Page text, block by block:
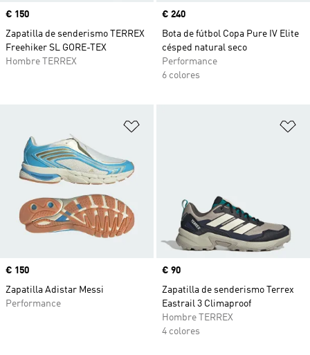
Precio
€ 150
Zapatilla de senderismo TERREX
Freehiker SL GORE-TEX
Hombre TERREX
Precio
€ 240
Bota de fútbol Copa Pure IV Elite
césped natural seco
Performance
6 colores
Precio
€ 150
Zapatilla Adistar Messi
Performance
Precio
€ 90
Zapatilla de senderismo Terrex
Eastrail 3 Climaproof
Hombre TERREX
4 colores